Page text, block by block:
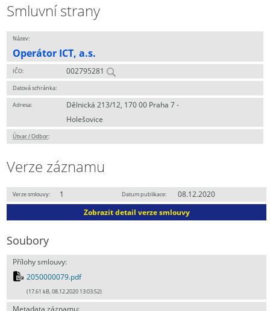
Smluvní strany
Název:
Operátor ICT, a.s.
IČO: 002795281
Datová schránka:
Adresa:
Dělnická 213/12, 170 00 Praha 7 -
Holešovice
Útvar / Odbor:
Verze záznamu
Verze smlouvy: 1 Datum publikace:
08.12.2020
Zobrazit detail verze smlouvy
Soubory
Přílohy smlouvy:
2050000079.pdf
(17.61 kB, 08.12.2020 13:03:52)
Metadata záznamu: